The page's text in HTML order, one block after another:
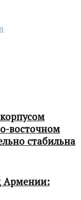
восточном
стабильна
Армении: